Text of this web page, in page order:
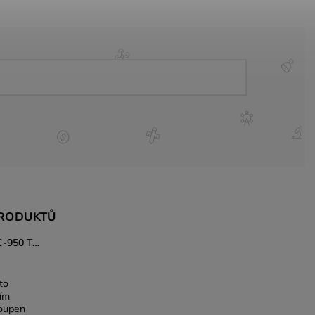
Japonský nůž Gyuto Kanetsune KC-950 Tsuchime 240 mm – DSR-1K6 ocel, Tsuchime povrch